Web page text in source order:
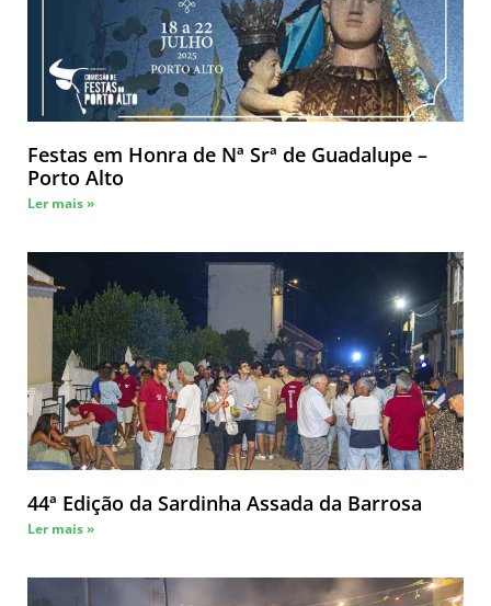
Festas em Honra de Nª Srª de Guadalupe –
Porto Alto
Ler mais »
44ª Edição da Sardinha Assada da Barrosa
Ler mais »